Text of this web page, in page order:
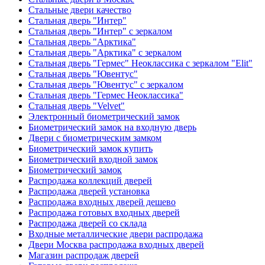
Стальные двери качество
Стальная дверь "Интер"
Стальная дверь "Интер" с зеркалом
Стальная дверь "Арктика"
Стальная дверь "Арктика" с зеркалом
Стальная дверь "Гермес" Неоклассика с зеркалом "Elit"
Стальная дверь "Ювентус"
Стальная дверь "Ювентус" с зеркалом
Стальная дверь "Гермес Неоклассика"
Стальная дверь "Velvet"
Электронный биометрический замок
Биометрический замок на входную дверь
Двери с биометрическим замком
Биометрический замок купить
Биометрический входной замок
Биометрический замок
Распродажа коллекций дверей
Распродажа дверей установка
Распродажа входных дверей дешево
Распродажа готовых входных дверей
Распродажа дверей со склада
Входные металлические двери распродажа
Двери Москва распродажа входных дверей
Магазин распродаж дверей